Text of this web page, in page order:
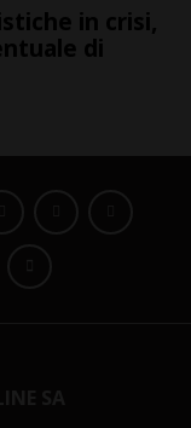
in crisi,
di